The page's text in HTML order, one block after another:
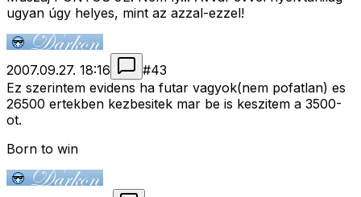
ugyan úgy helyes, mint az azzal-ezzel!
2007.09.27. 18:16 #43
Ez szerintem evidens ha futar vagyok(nem pofatlan) es
26500 ertekben kezbesitek mar be is keszitem a 3500-
ot.
Born to win